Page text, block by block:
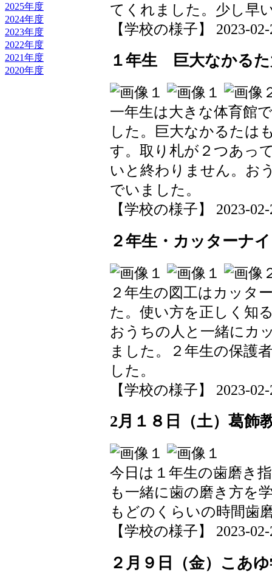
2025年度
2024年度
2023年度
2022年度
2021年度
2020年度
てくれました。少し早
【学校の様子】 2023-
１年生 巨大なかる
一年生は大きな体育館
した。巨大なかるたは
す。取り札が２つあっ
いと終わりません。お
でいました。
【学校の様子】 2023-
２年生・カッターナ
２年生の図工はカッタ
た。使い方を正しく知
おうちの人と一緒にカ
ました。２年生の保護
した。
【学校の様子】 2023-
2月１８日（土）葛飾
今日は１年生の歯磨き
も一緒に歯の磨き方を
もどのくらいの時間歯
【学校の様子】 2023-
２月９日（金）こあ